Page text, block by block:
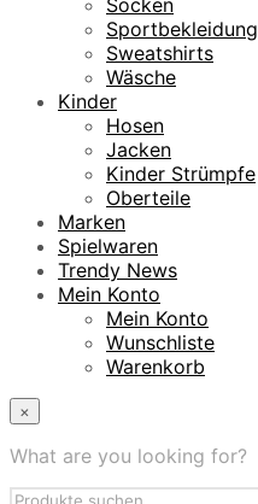
Socken
Sportbekleidung
Sweatshirts
Wäsche
Kinder
Hosen
Jacken
Kinder Strümpfe
Oberteile
Marken
Spielwaren
Trendy News
Mein Konto
Mein Konto
Wunschliste
Warenkorb
×
What are you looking for?